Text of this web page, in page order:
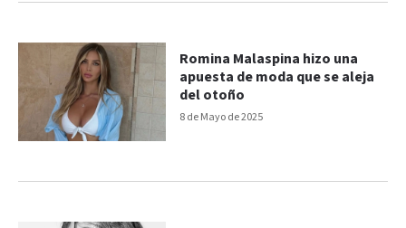
8 de Mayo de 2025
Romina Malaspina hizo una
apuesta de moda que se aleja
del otoño